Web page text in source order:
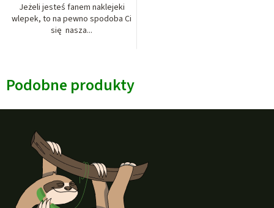
Jeżeli jesteś fanem naklejeki
wlepek, to na pewno spodoba Ci
się nasza...
Podobne produkty
S